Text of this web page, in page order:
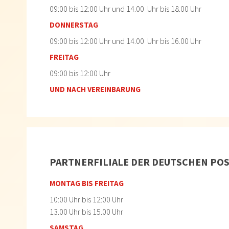
09:00 bis 12:00 Uhr und 14.00 Uhr bis 18.00 Uhr
DONNERSTAG
09:00 bis 12:00 Uhr und 14.00 Uhr bis 16.00 Uhr
FREITAG
09:00 bis 12:00 Uhr
UND NACH VEREINBARUNG
PARTNERFILIALE DER DEUTSCHEN
MONTAG BIS FREITAG
10:00 Uhr bis 12:00 Uhr
13.00 Uhr bis 15.00 Uhr